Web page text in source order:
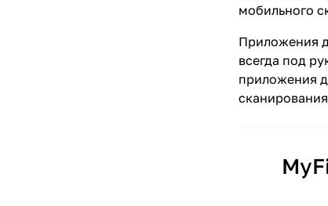
мобильного
Приложения
всегда под
приложения